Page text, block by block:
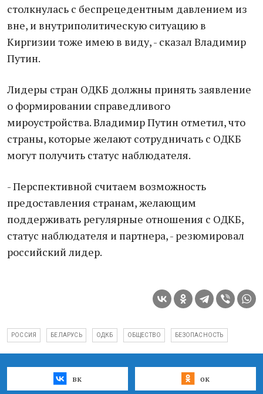
столкнулась с беспрецедентным давлением из
вне, и внутриполитическую ситуацию в
Киргизии тоже имею в виду, - сказал Владимир
Путин.
Лидеры стран ОДКБ должны принять заявление
о формировании справедливого
мироустройства. Владимир Путин отметил, что
страны, которые желают сотрудничать с ОДКБ
могут получить статус наблюдателя.
- Перспективной считаем возможность
предоставления странам, желающим
поддерживать регулярные отношения с ОДКБ,
статус наблюдателя и партнера, - резюмировал
российский лидер.
РОССИЯ БЕЛАРУСЬ ОДКБ ОБЩЕСТВО БЕЗОПАСНОСТЬ
вк ок